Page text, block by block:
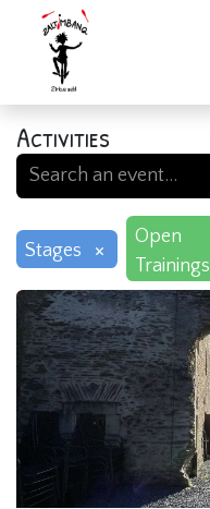
Activities
Stages ×
Open
Trainings